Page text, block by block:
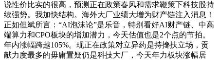
说性价比实的很高，预测正在政策春风和需求鞭策下科技股持
续强势。我加快结构。海外大厂业绩大增为财产链注入消息！
正如但斌所言：“AI泡沫论”是乐音，特别看好AI财产链、中高
端算力和CPO板块的增加潜力，今天估值也是2个点的节拍。
年内涨幅跨越105%。现正在政策对立异药是持搀扶立场，贡
献力度最多的毋庸置疑仍是科技大厂，今天年力板块涨幅居